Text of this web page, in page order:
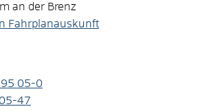
an der Brenz
Fahrplanauskunft
05-0
05-47